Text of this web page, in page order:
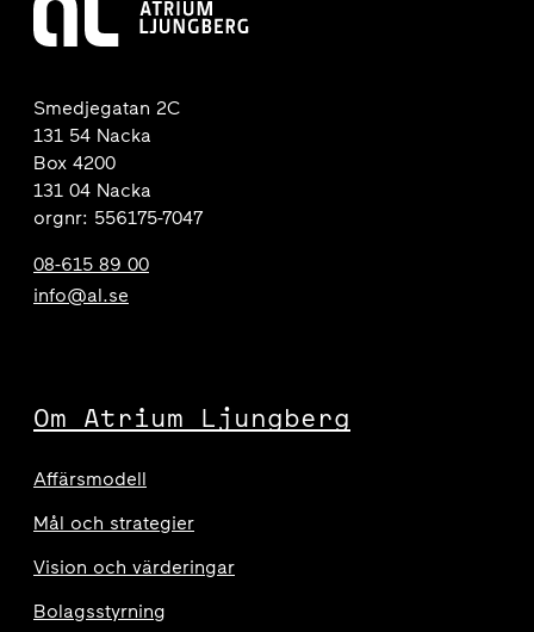
Smedjegatan 2C
131 54 Nacka
Box 4200
131 04 Nacka
orgnr: 556175-7047
08-615 89 00
info@al.se
Om Atrium Ljungberg
Affärsmodell
Mål och strategier
Vision och värderingar
Bolagsstyrning